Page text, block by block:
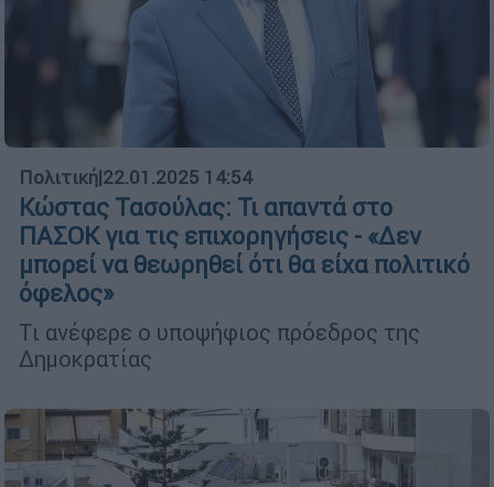
Πολιτική|22.01.2025 14:54
Κώστας Τασούλας: Τι απαντά στο
ΠΑΣΟΚ για τις επιχορηγήσεις - «Δεν
μπορεί να θεωρηθεί ότι θα είχα πολιτικό
όφελος»
Τι ανέφερε ο υποψήφιος πρόεδρος της
Δημοκρατίας